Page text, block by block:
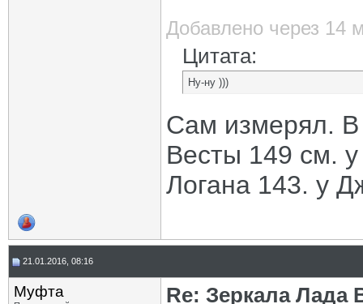
Добавлено через 14
Цитата:
Ну-ну )))
Сам измерял. В
Весты 149 см.
Логана 143. у
21.01.2016, 08:16
Муфта Re: Зеркала Лада